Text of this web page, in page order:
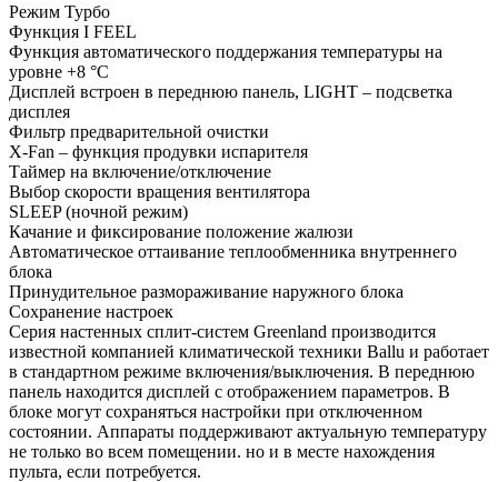
Режим Турбо
Функция I FEEL
Функция автоматического поддержания температуры на
уровне +8 °C
Дисплей встроен в переднюю панель, LIGHT – подсветка
дисплея
Фильтр предварительной очистки
X-Fan – функция продувки испарителя
Таймер на включение/отключение
Выбор скорости вращения вентилятора
SLEEP (ночной режим)
Качание и фиксирование положение жалюзи
Автоматическое оттаивание теплообменника внутреннего
блока
Принудительное размораживание наружного блока
Сохранение настроек
Серия настенных сплит-систем Greenland производится
известной компанией климатической техники Ballu и работает
в стандартном режиме включения/выключения. В переднюю
панель находится дисплей с отображением параметров. В
блоке могут сохраняться настройки при отключенном
состоянии. Аппараты поддерживают актуальную температуру
не только во всем помещении. но и в месте нахождения
пульта, если потребуется.